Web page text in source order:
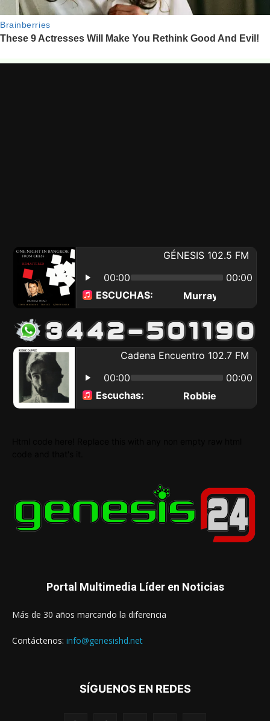
Portal Multimedia Líder en Noticias
Más de 30 años marcando la diferencia
Contáctenos: info@genesishd.net
SÍGUENOS EN REDES